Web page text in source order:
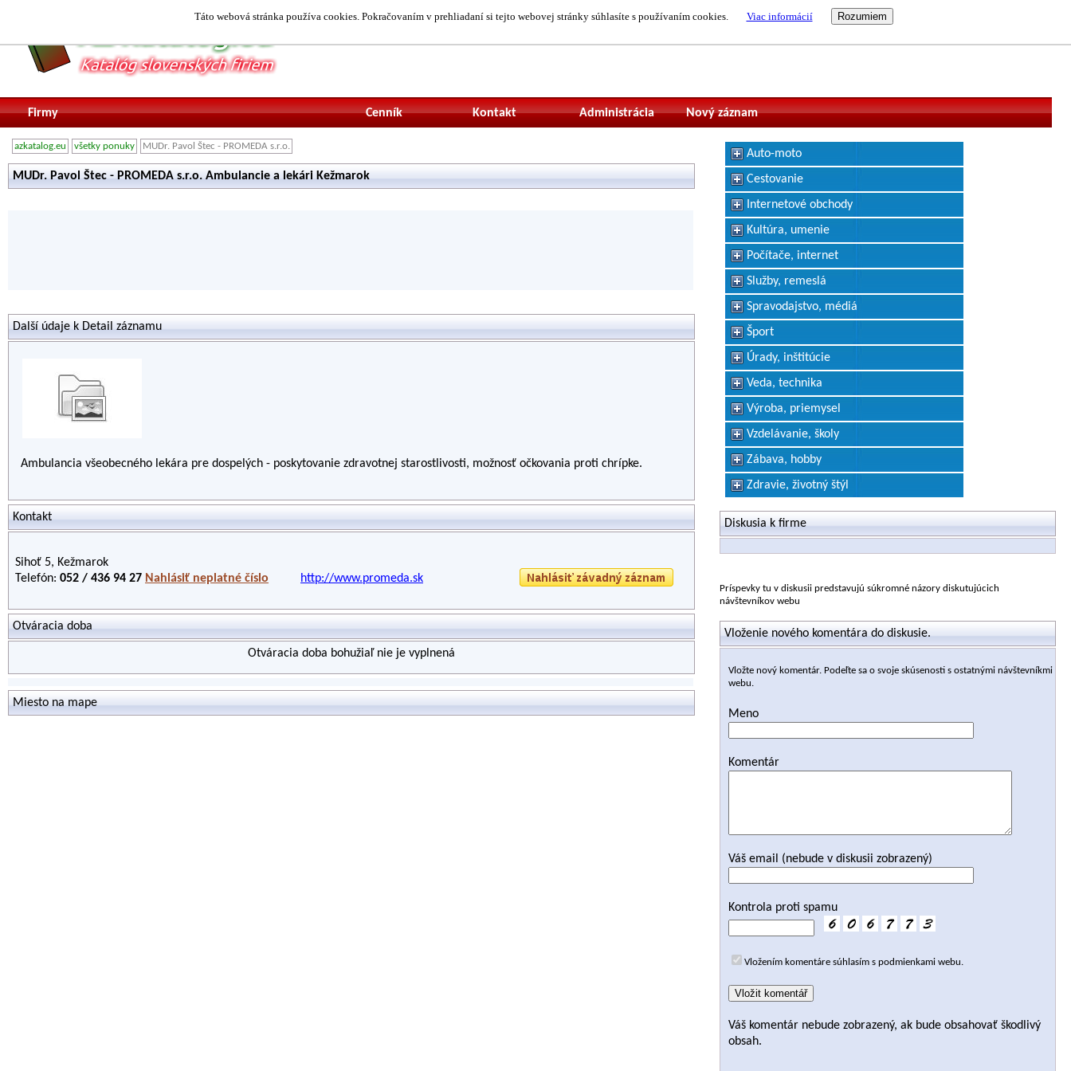
Táto webová stránka používa cookies. Pokračovaním v prehliadaní si tejto webovej stránky súhlasíte s používaním cookies. Viac informácií
Firmy Nový záznam
Administrácia
Kontakt
Cenník
azkatalog.eu všetky ponuky MUDr. Pavol Štec - PROMEDA s.r.o.
MUDr. Pavol Štec - PROMEDA s.r.o. Ambulancie a lekári Kežmarok
Další údaje k Detail záznamu
Ambulancia všeobecného lekára pre dospelých - poskytovanie zdravotnej starostlivosti, možnosť očkovania proti chrípke.
Kontakt
Sihoť 5, Kežmarok
Telefón: 052 / 436 94 27 Nahlásiť neplatné číslo http://www.promeda.sk
Otváracia doba
Otváracia doba bohužiaľ nie je vyplnená
Miesto na mape
Auto-moto
Cestovanie
Internetové obchody
Kultúra, umenie
Počítače, internet
Služby, remeslá
Spravodajstvo, médiá
Šport
Úrady, inštitúcie
Veda, technika
Výroba, priemysel
Vzdelávanie, školy
Zábava, hobby
Zdravie, životný štýl
Diskusia k firme
Príspevky tu v diskusii predstavujú súkromné názory diskutujúcich
návštevníkov webu
Vloženie nového komentára do diskusie.
Vložte nový komentár. Podeľte sa o svoje skúsenosti s ostatnými návštevníkmi
webu.
Meno
Komentár
Váš email (nebude v diskusii zobrazený)
Kontrola proti spamu
Vložením komentáre súhlasím s podmienkami webu.
Váš komentár nebude zobrazený, ak bude obsahovať škodlivý
obsah.